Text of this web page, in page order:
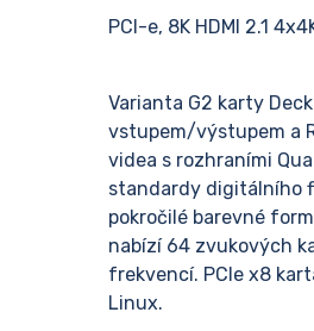
PCI-e, 8K HDMI 2.1
Varianta G2 karty
vstupem/výstupem a
videa s rozhraními
standardy digitálního
pokročilé barevné
nabízí 64 zvukových
frekvencí. PCIe x8
Linux.